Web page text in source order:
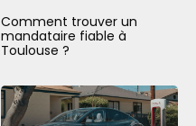
Comment trouver un
mandataire fiable à
Toulouse ?